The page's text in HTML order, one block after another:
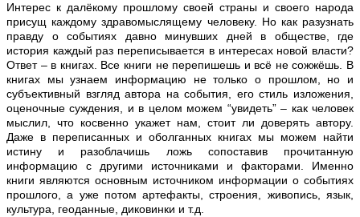
Интерес к далёкому прошлому своей страны и своего народа
присущ каждому здравомыслящему человеку. Но как разузнать
правду о событиях давно минувших дней в обществе, где
история каждый раз переписывается в интересах новой власти?
Ответ – в книгах. Все книги не перепишешь и всё не сожжёшь. В
книгах мы узнаем информацию не только о прошлом, но и
субъективный взгляд автора на события, его стиль изложения,
оценочные суждения, и в целом можем “увидеть” – как человек
мыслил, что косвенно укажет нам, стоит ли доверять автору.
Даже в переписанных и оболганных книгах мы можем найти
истину и разоблачишь ложь сопоставив прочитанную
информацию с другими источниками и факторами. Именно
книги являются основным источником информации о событиях
прошлого, а уже потом артефакты, строения, живопись, язык,
культура, геоданные, диковинки и т.д.